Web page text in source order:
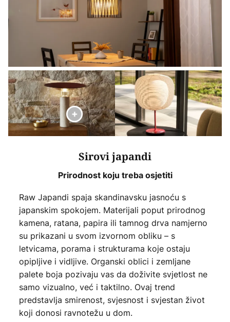
Sirovi japandi
Prirodnost koju treba osjetiti
Raw Japandi spaja skandinavsku jasnoću s
japanskim spokojem. Materijali poput prirodnog
kamena, ratana, papira ili tamnog drva namjerno
su prikazani u svom izvornom obliku – s
letvicama, porama i strukturama koje ostaju
opipljive i vidljive. Organski oblici i zemljane
palete boja pozivaju vas da doživite svjetlost ne
samo vizualno, već i taktilno. Ovaj trend
predstavlja smirenost, svjesnost i svjestan život
koji donosi ravnotežu u dom.